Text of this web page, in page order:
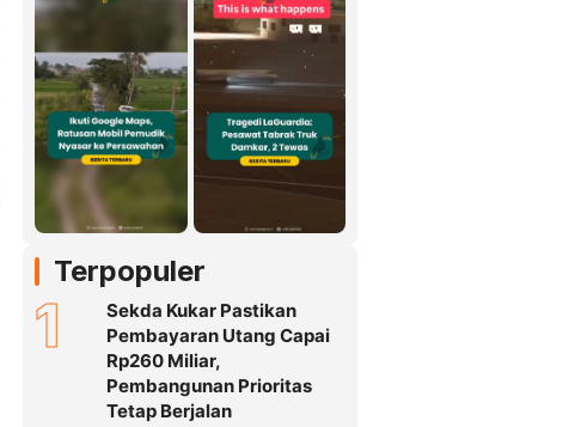
Terpopuler
1
Sekda Kukar Pastikan
Pembayaran Utang Capai
Rp260 Miliar,
Pembangunan Prioritas
Tetap Berjalan